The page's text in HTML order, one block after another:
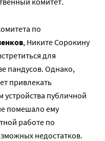
по
, Никите Сорокину
для
пандусов. Однако,
привлекать
публичной
помешало ему
работе по
недостатков.